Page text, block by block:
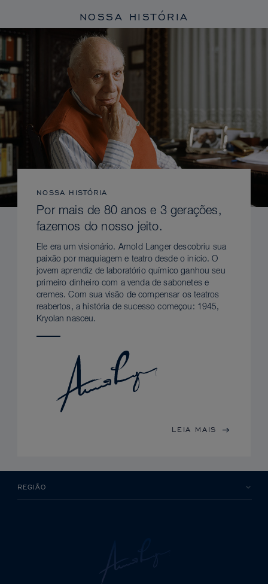
NOSSA HISTÓRIA
NOSSA HISTÓRIA
Por mais de 80 anos e 3 gerações,
fazemos do nosso jeito.
Ele era um visionário. Arnold Langer descobriu sua
paixão por maquiagem e teatro desde o início. O
jovem aprendiz de laboratório químico ganhou seu
primeiro dinheiro com a venda de sabonetes e
cremes. Com sua visão de compensar os teatros
reabertos, a história de sucesso começou: 1945,
Kryolan nasceu.
LEIA MAIS
REGIÃO